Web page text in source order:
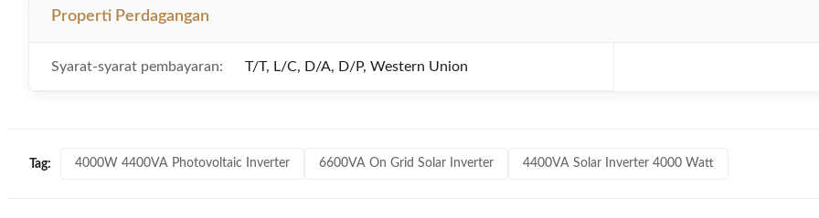
Properti Perdagangan
Syarat-syarat pembayaran: T/T, L/C, D/A, D/P, Western Union
Tag: 4000W 4400VA Photovoltaic Inverter 6600VA On Grid Solar Inverter 4400VA Solar Inverter 4000 Watt